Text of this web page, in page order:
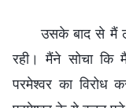
उसके बाद से मैं
रही। मैंने सोचा
परमेश्वर का